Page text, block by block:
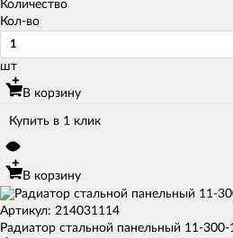
Количество
Кол-во
шт
В корзину
Купить в 1 клик
В корзину
Артикул: 214031114
Радиатор стальной панельный 11-